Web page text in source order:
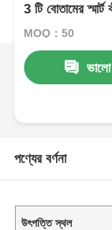
3 টি বোতামের
MOQ：50
ভালো
পণ্যের বর্ণনা
উৎপত্তি স্থল